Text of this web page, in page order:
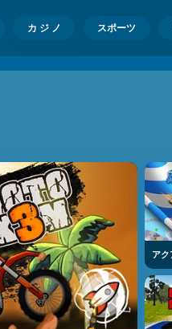
カ ジ ノ スポーツ